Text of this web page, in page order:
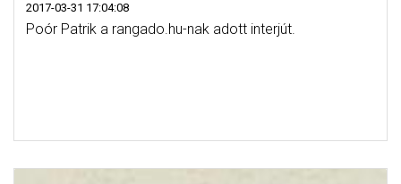
2017-03-31 17:04:08
Poór Patrik a rangado.hu-nak adott interjút.